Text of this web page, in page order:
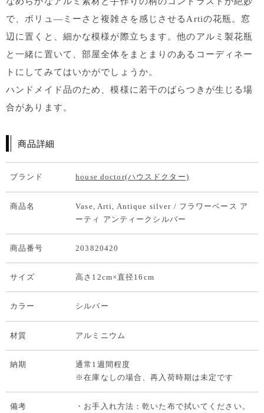
で、ボリュ―ミーさと複雑さを感じさせるArtiの花瓶。窓
辺に置くと、細かな模様が際立ちます。他のアルミ製花瓶
と一緒に置いて、部屋全体をまとまりのあるコーディネー
トにしてみてはいかがでしょうか。
ハンドメイド品のため、模様に若干のばらつきが生じる場
合があります。
商品詳細
ブランド house doctor(ハウスドクター)
商品名
Vase, Arti, Antique silver / フラワーベース ア
ーティ アンティークシルバー
商品番号 203820420
サイズ 高さ12cm×直径16cm
カラー シルバー
材質 アルミニウム
納期
通常1週間程度
※在庫なしの場合、再入荷時期は未定です
備考 ・お手入れ方法：乾いた布で拭いてください。